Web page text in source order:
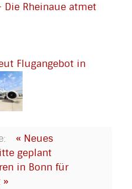
Die Rheinaue atmet
Flugangebot in
« Neues
geplant
in Bonn für
»